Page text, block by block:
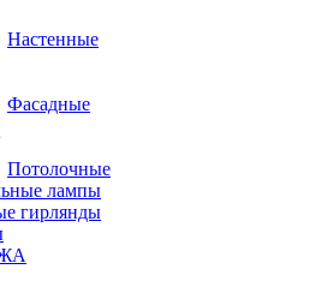
Настенные
Фасадные
Потолочные
лампы
гирлянды